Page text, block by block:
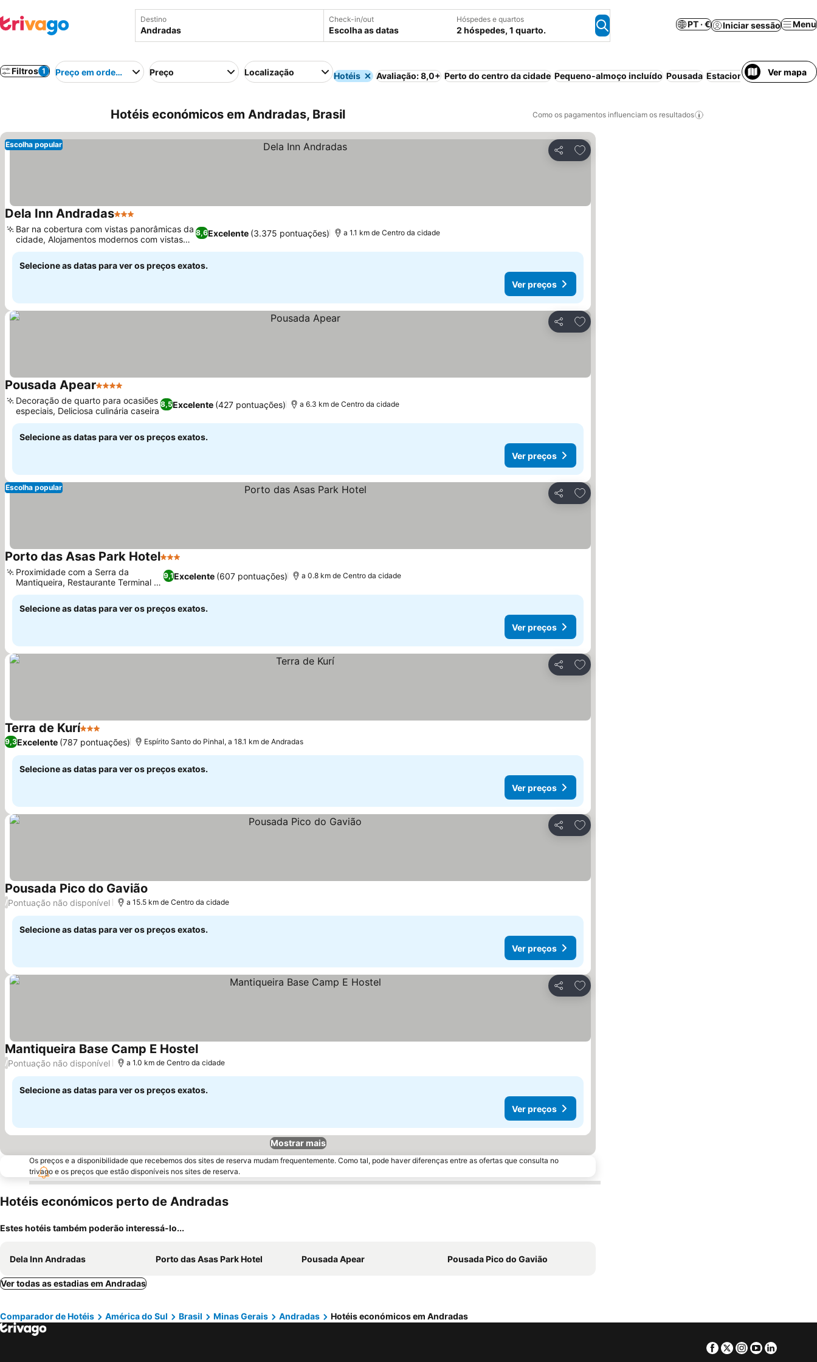
Destino Check-in/out
Escolha as datas
Hóspedes e quartos
2 hóspedes, 1 quarto.
PT · € Iniciar sessão Menu
Filtros 1 Preço em ordem crescente
Preço Localização Hotéis Avaliação: 8,0+ Perto do centro da cidade Pequeno-almoço incluído Pousada EstacionamentoVer mapa
Hotéis económicos em Andradas, Brasil Como os pagamentos influenciam os resultados
Partilhar
Adicionar aos favoritos
Escolha popular
Dela Inn Andradas3 Estrelas
8,6Excelente (3.375 pontuações)
Bar na cobertura com vistas panorâmicas da
cidade, Alojamentos modernos com vistas
para a montanha
a 1.1 km de Centro da cidade
Selecione as datas para ver os preços exatos.
Ver preços
Partilhar
Adicionar aos favoritos
Pousada Apear4 Estrelas
8,5Excelente (427 pontuações)
Decoração de quarto para ocasiões
especiais, Deliciosa culinária caseira
a 6.3 km de Centro da cidade
Selecione as datas para ver os preços exatos.
Ver preços
Partilhar
Adicionar aos favoritos
Escolha popular
Porto das Asas Park Hotel3 Estrelas
9,1Excelente (607 pontuações)
Proximidade com a Serra da
Mantiqueira, Restaurante Terminal 22
no local
a 0.8 km de Centro da cidade
Selecione as datas para ver os preços exatos.
Ver preços
Partilhar
Adicionar aos favoritos
Terra de Kurí3 EstrelasVer preços
9,3Excelente (787 pontuações) Espírito Santo do Pinhal, a 18.1 km de Andradas
Selecione as datas para ver os preços exatos.
Ver preços
Partilhar
Adicionar aos favoritos
Pousada Pico do Gavião
/Pontuação não disponível a 15.5 km de Centro da cidade
Selecione as datas para ver os preços exatos.
Ver preços
Partilhar
Adicionar aos favoritos
Mantiqueira Base Camp E HostelVer preços
/Pontuação não disponível a 1.0 km de Centro da cidade
Selecione as datas para ver os preços exatos.
Ver preços
Mostrar mais
Os preços e a disponibilidade que recebemos dos sites de reserva mudam frequentemente. Como tal, pode haver diferenças entre as ofertas que consulta no
trivago e os preços que estão disponíveis nos sites de reserva.
Hotéis económicos perto de Andradas
Estes hotéis também poderão interessá-lo...
Dela Inn Andradas Porto das Asas Park Hotel Pousada Apear Pousada Pico do Gavião
Ver todas as estadias em Andradas
Comparador de Hotéis América do Sul Brasil Minas Gerais Andradas Hotéis económicos em Andradas
Facebook
TwitterInstagram
Youtube